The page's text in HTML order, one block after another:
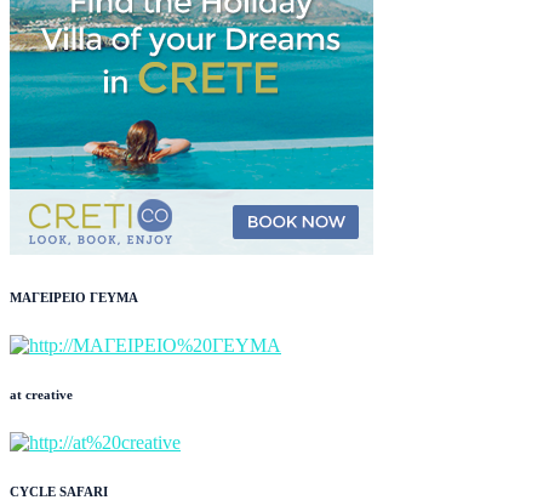
ΜΑΓΕΙΡΕΙΟ ΓΕΥΜΑ
at creative
CYCLE SAFARI